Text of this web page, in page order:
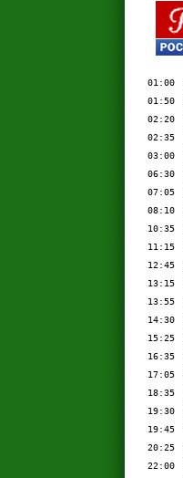
01:00
01:50
02:20
02:35
03:00
06:30
07:05
08:10
10:35
11:15
12:45
13:15
13:55
14:30
15:25
16:35
17:05
18:35
19:30
19:45
20:25
22:00